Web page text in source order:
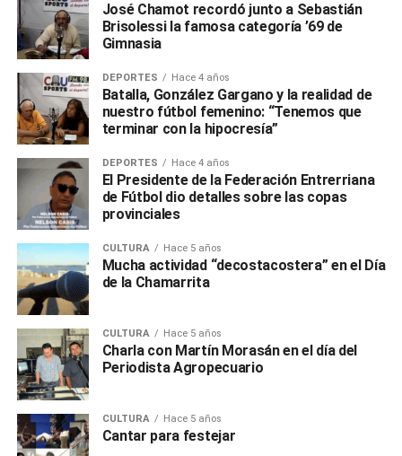
José Chamot recordó junto a Sebastián
Brisolessi la famosa categoría ’69 de
Gimnasia
DEPORTES Hace 4 años
Batalla, González Gargano y la realidad de
nuestro fútbol femenino: “Tenemos que
terminar con la hipocresía”
DEPORTES Hace 4 años
El Presidente de la Federación Entrerriana
de Fútbol dio detalles sobre las copas
provinciales
CULTURA Hace 5 años
Mucha actividad “decostacostera” en el Día
de la Chamarrita
CULTURA Hace 5 años
Charla con Martín Morasán en el día del
Periodista Agropecuario
CULTURA Hace 5 años
Cantar para festejar